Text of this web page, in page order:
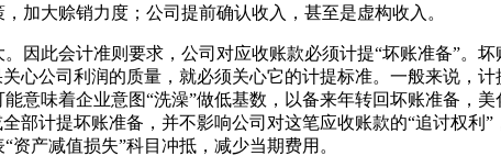
加大赊销力度；公司提前确认收入，甚至是虚构收入。
因此会计准则要求，公司对应收账款必须计提“坏账准备”。坏
心公司利润的质量，就必须关心它的计提标准。一般来说，计
意味着企业意图“洗澡”做低基数，以备来年转回坏账准备，
部计提坏账准备，并不影响公司对这笔应收账款的“追讨权利”
产减值损失”科目冲抵，减少当期费用。